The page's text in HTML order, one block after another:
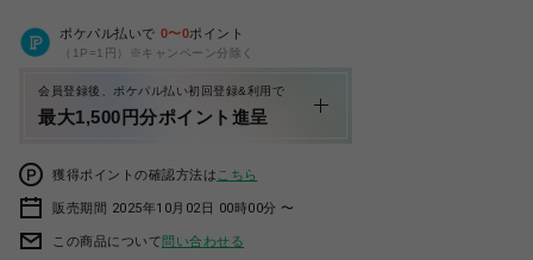
ポケパル払いで 0〜0ポイント
（1P=1円）※キャンペーン分除く
会員登録後、ポケパル払い初回登録&利用で
最大1,500円分ポイント進呈
獲得ポイントの確認方法は こちら
販売期間 2025年10月02日 00時00分 〜
この商品について問い合わせる